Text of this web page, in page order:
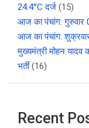
24.4°C दर्ज (15)
आज का पंचांग: गुरुवार
आज का पंचांग:
मुख्यमंत्री मोहन यादव
भर्ती (16)
Recent